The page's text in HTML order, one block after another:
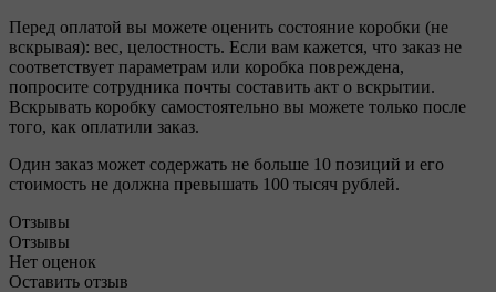
Перед оплатой вы можете оценить состояние коробки (не
вскрывая): вес, целостность. Если вам кажется, что заказ не
соответствует параметрам или коробка повреждена,
попросите сотрудника почты составить акт о вскрытии.
Вскрывать коробку самостоятельно вы можете только после
того, как оплатили заказ.
Один заказ может содержать не больше 10 позиций и его
стоимость не должна превышать 100 тысяч рублей.
Отзывы
Отзывы
Нет оценок
Оставить отзыв